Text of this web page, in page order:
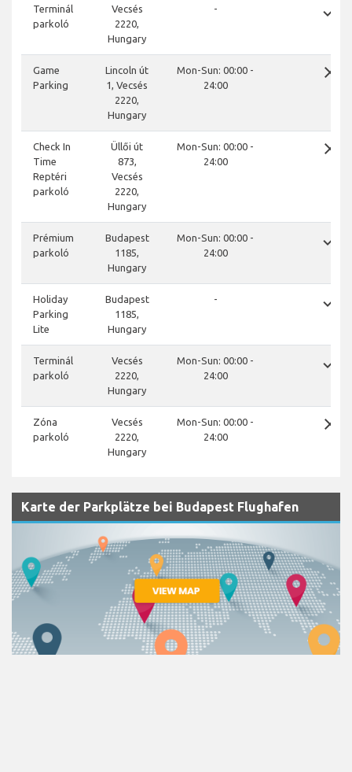
Terminál
parkoló
Vecsés
2220,
Hungary
- done
Game
Parking
Lincoln út
1, Vecsés
2220,
Hungary
Mon-Sun: 00:00 -
24:00
close
Check In
Time
Reptéri
parkoló
Üllői út
873,
Vecsés
2220,
Hungary
Mon-Sun: 00:00 -
24:00
close
Prémium
parkoló
Budapest
1185,
Hungary
Mon-Sun: 00:00 -
24:00
done
Holiday
Parking
Lite
Budapest
1185,
Hungary
- done
Terminál
parkoló
Vecsés
2220,
Hungary
Mon-Sun: 00:00 -
24:00
done
Zóna
parkoló
Vecsés
2220,
Hungary
Mon-Sun: 00:00 -
24:00
close
Karte der Parkplätze bei Budapest Flughafen